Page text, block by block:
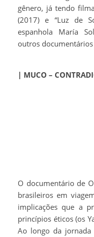
gênero, já tendo
(2017) e “Luz de
espanhola María
outros
| MUCO –
O documentário de
brasileiros em
implicações que a
princípios éticos (os
Ao longo da jornada